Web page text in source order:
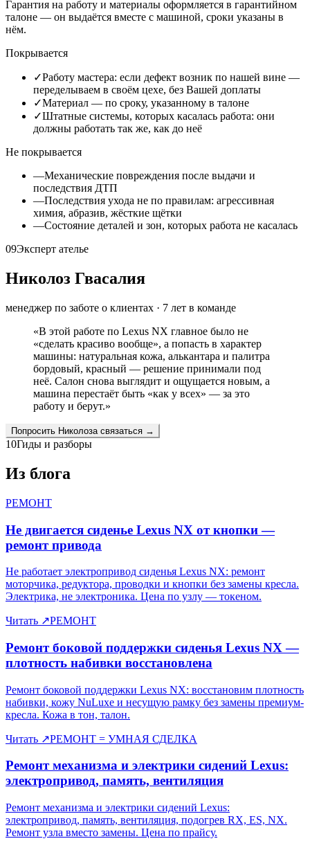
Гарантия на работу и материалы оформляется в гарантийном
талоне — он выдаётся вместе с машиной, сроки указаны в
нём.
Покрывается
✓Работу мастера: если дефект возник по нашей вине —
переделываем в своём цехе, без Вашей доплаты
✓Материал — по сроку, указанному в талоне
✓Штатные системы, которых касалась работа: они
должны работать так же, как до неё
Не покрывается
—Механические повреждения после выдачи и
последствия ДТП
—Последствия ухода не по правилам: агрессивная
химия, абразив, жёсткие щётки
—Состояние деталей и зон, которых работа не касалась
09Эксперт ателье
Николоз Гвасалия
менеджер по заботе о клиентах · 7 лет в команде
«В этой работе по Lexus NX главное было не
«сделать красиво вообще», а попасть в характер
машины: натуральная кожа, алькантара и палитра
бордовый, красный — решение принимали под
неё. Салон снова выглядит и ощущается новым, а
машина перестаёт быть «как у всех» — за это
работу и берут.»
Попросить Николозасвязаться →
10Гиды и разборы
Из блога
РЕМОНТ
Не двигается сиденье Lexus NX от кнопки —
ремонт привода
Не работает электропривод сиденья Lexus NX: ремонт
моторчика, редуктора, проводки и кнопки без замены кресла.
Электрика, не электроника. Цена по узлу — токеном.
Читать ↗РЕМОНТ
Ремонт боковой поддержки сиденья Lexus NX —
плотность набивки восстановлена
Ремонт боковой поддержки Lexus NX: восстановим плотность
набивки, кожу NuLuxe и несущую рамку без замены премиум-
кресла. Кожа в тон, талон.
Читать ↗РЕМОНТ = УМНАЯ СДЕЛКА
Ремонт механизма и электрики сидений Lexus:
электропривод, память, вентиляция
Ремонт механизма и электрики сидений Lexus:
электропривод, память, вентиляция, подогрев RX, ES, NX.
Ремонт узла вместо замены. Цена по прайсу.